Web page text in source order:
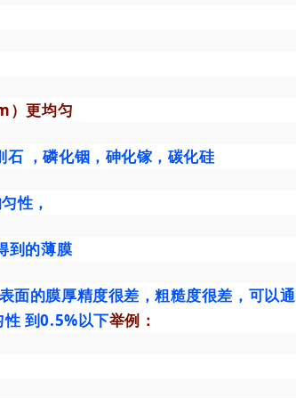
）更均匀
石 ，磷化铟，砷化镓，碳化硅
性，
到的薄膜
面的膜厚精度很差，粗糙度很差，可以通
性 到0.5%以下举例：